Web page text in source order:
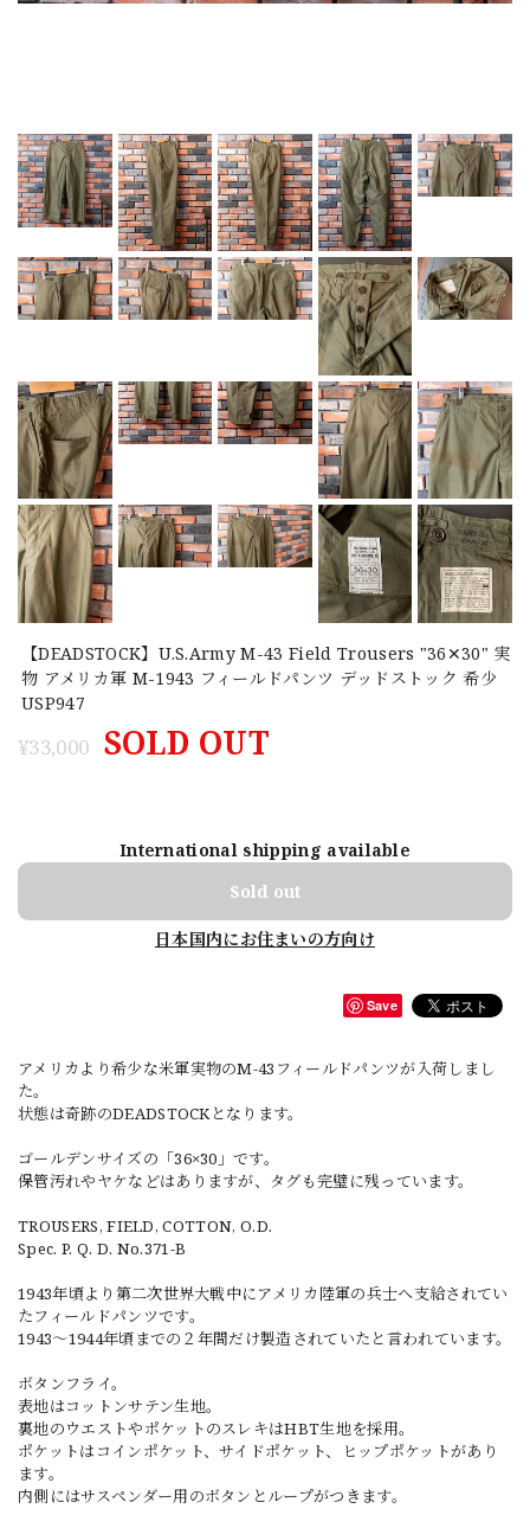
【DEADSTOCK】U.S.Army M-43 Field Trousers "36✕30" 実
物 アメリカ軍 M-1943 フィールドパンツ デッドストック 希少
USP947
¥33,000 SOLD OUT
International shipping available
Sold out
日本国内にお住まいの方向け
Save
アメリカより希少な米軍実物のM-43フィールドパンツが入荷しまし
た。
状態は奇跡のDEADSTOCKとなります。
ゴールデンサイズの「36×30」です。
保管汚れやヤケなどはありますが、タグも完璧に残っています。
TROUSERS, FIELD, COTTON, O.D.
Spec. P. Q. D. No.371-B
1943年頃より第二次世界大戦中にアメリカ陸軍の兵士へ支給されてい
たフィールドパンツです。
1943〜1944年頃までの２年間だけ製造されていたと言われています。
ボタンフライ。
表地はコットンサテン生地。
裏地のウエストやポケットのスレキはHBT生地を採用。
ポケットはコインポケット、サイドポケット、ヒップポケットがあり
ます。
内側にはサスペンダー用のボタンとループがつきます。